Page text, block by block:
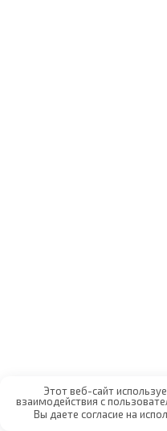
Этот веб-сайт
взаимодействия с
Вы даете согласие на